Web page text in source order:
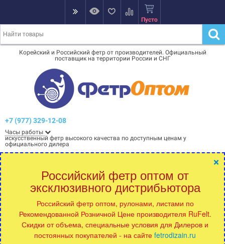
Пусто
Корейский и Российский фетр от производителей. Официальный
поставщик на территории России и СНГ
+7 (977) 329-12-08
Часы работы
искусственный фетр высокого качества по доступным ценам у
официального дилера
×
Российский фетр оптом от
эксклюзивного дистрибьютора
Российский фетр оптом, рулонами, листами по
Рекомендованной Розничной Цене производителя RuFelt.
Скидки от объема, специальные условия для Дилеров и
постоянных покупателей - на сайте fetrodizain.ru